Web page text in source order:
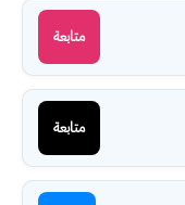
متابعة
متابعة